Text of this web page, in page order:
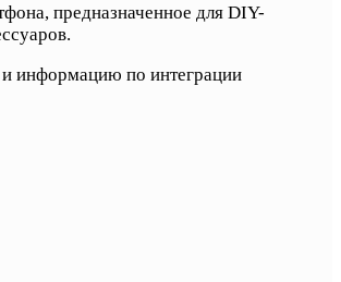
предназначенное для DIY-
и информацию по интеграции